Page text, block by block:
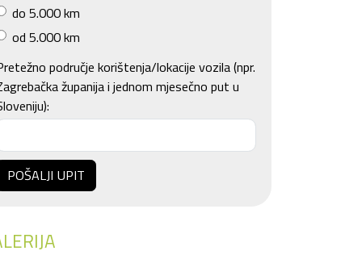
do 5.000 km
od 5.000 km
područje korištenja/lokacije vozila (npr.
županija i jednom mjesečno put u
POŠALJI UPIT